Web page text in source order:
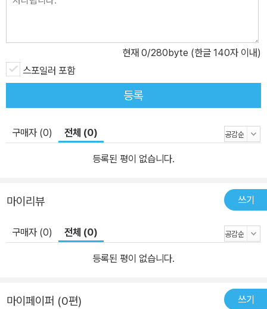
현재 0/280byte (한글 140자 이내)
스포일러 포함
등록
구매자 (0) 전체 (0)
등록된 평이 없습니다.
마이리뷰 쓰기
구매자 (0) 전체 (0)
등록된 평이 없습니다.
마이페이퍼 (0편) 쓰기